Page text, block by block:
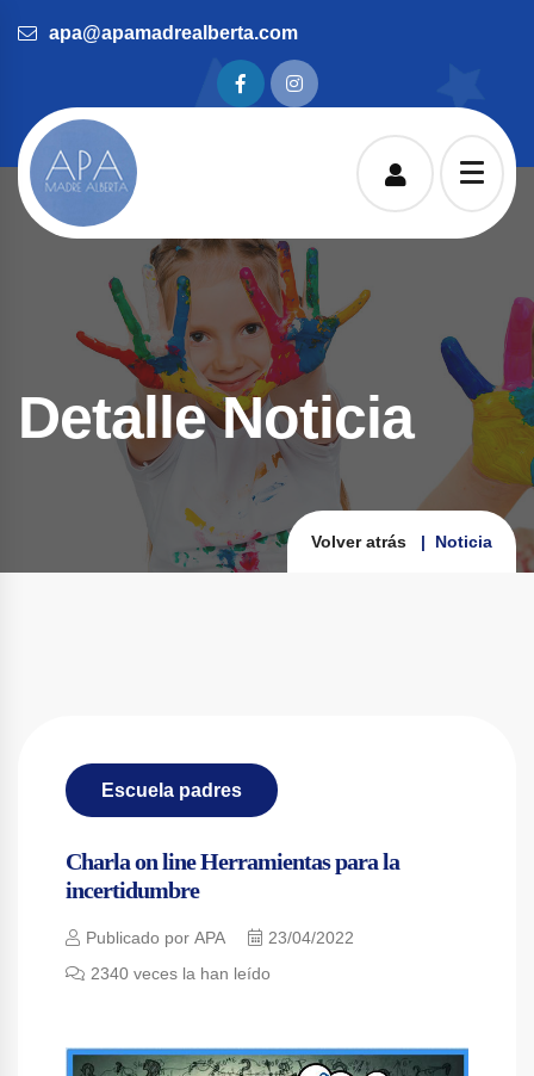
apa@apamadrealberta.com
Detalle Noticia
Volver atrás Noticia
Escuela padres
Charla on line Herramientas para la
incertidumbre
Publicado por APA
23/04/2022
2340 veces la han leído